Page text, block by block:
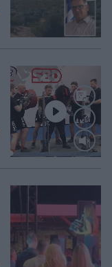
Loaded